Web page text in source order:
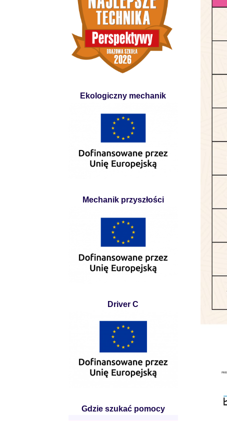
Ekologiczny mechanik
Mechanik przyszłości
Driver C
Gdzie szukać pomocy